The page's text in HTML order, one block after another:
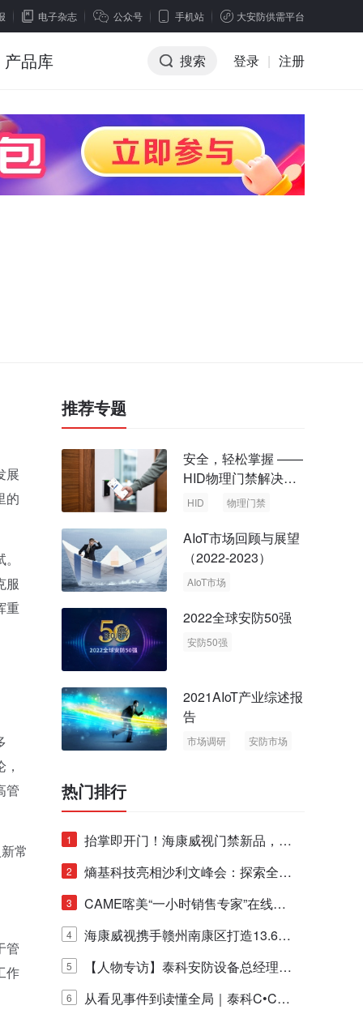
电子杂志 公众号 手机站 大安防供需平台
产品库 搜索 登录 | 注册
展
的
服
重
管
常
管
作
推荐专题
安全，轻松掌握 ——
HID物理门禁解决方
案，启动智慧安全新
HID 物理门禁
AIoT市场回顾与展望
（2022-2023）
AIoT市场
2022全球安防50强
安防50强
2021AIoT产业综述报
告
市场调研
安防市场
热门排行
1
抬掌即开门！海康威视门禁新品，不
止认人脸，更认"掌"中静脉！
2
熵基科技亮相沙利文峰会：探索全栈
脑机技术商业化生态新路径
3
CAME喀美“一小时销售专家”在线赋
能培训正式启动！
4
海康威视携手赣州南康区打造13.6公
里绿波网
5
【人物专访】泰科安防设备总经理张
宁解码安防出海新范式
6
从看见事件到读懂全局｜泰科C•CUR